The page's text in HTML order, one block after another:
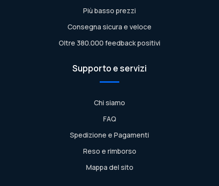
Più basso prezzi
Consegna sicura e veloce
Oltre 380.000 feedback positivi
Supporto e servizi
Chi siamo
FAQ
Spedizione e Pagamenti
Reso e rimborso
Mappa del sito